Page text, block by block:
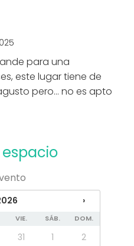
para una
este lugar tiene de
pero… no es apto
›
VIE. SÁB. DOM.
31 1
2